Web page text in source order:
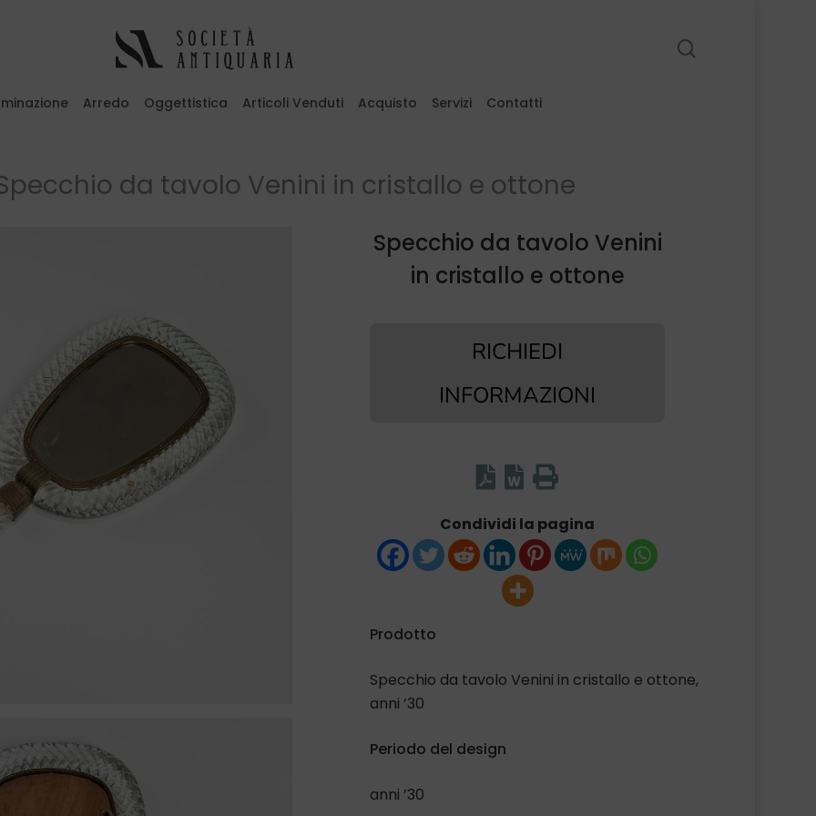
Arredo Oggettistica Articoli Venduti Acquisto Servizi Contatti
da tavolo Venini in cristallo e ottone
Specchio da tavolo Venini
in cristallo e ottone
RICHIEDI
INFORMAZIONI
Condividi la pagina
Prodotto
Specchio da tavolo Venini in cristallo e ottone,
anni ’30
Periodo del design
anni ’30